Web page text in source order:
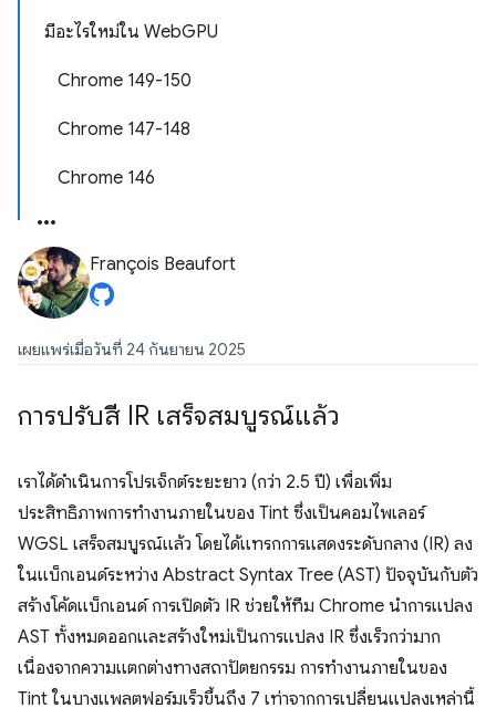
มีอะไรใหม่ใน WebGPU
Chrome 149-150
Chrome 147-148
Chrome 146
François Beaufort
เผยแพร่เมื่อวันที่ 24 กันยายน 2025
การปรับสี IR เสร็จสมบูรณ์แล้ว
เราได้ดำเนินการโปรเจ็กต์ระยะยาว (กว่า 2.5 ปี) เพื่อเพิ่ม
ประสิทธิภาพการทำงานภายในของ Tint ซึ่งเป็นคอมไพเลอร์
WGSL เสร็จสมบูรณ์แล้ว โดยได้แทรกการแสดงระดับกลาง (IR) ลง
ในแบ็กเอนด์ระหว่าง Abstract Syntax Tree (AST) ปัจจุบันกับตัว
สร้างโค้ดแบ็กเอนด์ การเปิดตัว IR ช่วยให้ทีม Chrome นำการแปลง
AST ทั้งหมดออกและสร้างใหม่เป็นการแปลง IR ซึ่งเร็วกว่ามาก
เนื่องจากความแตกต่างทางสถาปัตยกรรม การทำงานภายในของ
Tint ในบางแพลตฟอร์มเร็วขึ้นถึง 7 เท่าจากการเปลี่ยนแปลงเหล่านี้